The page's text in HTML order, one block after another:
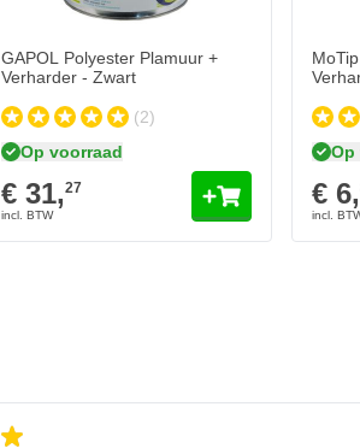
GAPOL Polyester Plamuur +
Verharder - Zwart
(2)
Op voorraad
€ 31,27
Op
€ 6,